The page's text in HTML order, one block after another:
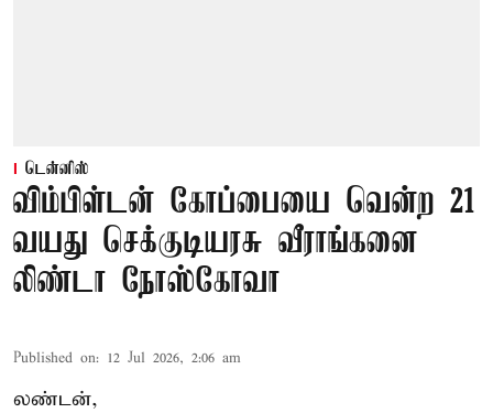
டென்னிஸ்
விம்பிள்டன் கோப்பையை வென்ற 21
வயது செக்குடியரசு வீராங்கனை
லிண்டா நோஸ்கோவா
Published on: 12 Jul 2026, 2:06 am
லண்டன்,